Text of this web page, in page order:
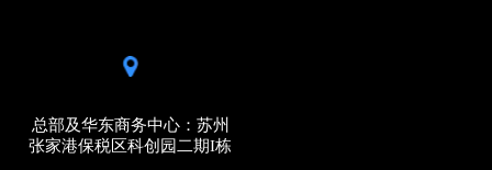
总部及华东商务中心：苏州
张家港保税区科创园二期I栋